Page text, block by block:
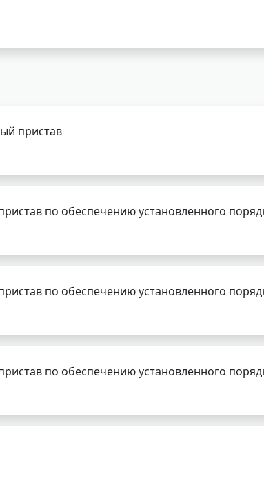
пристав
по обеспечению установленного
по обеспечению установленного
по обеспечению установленного